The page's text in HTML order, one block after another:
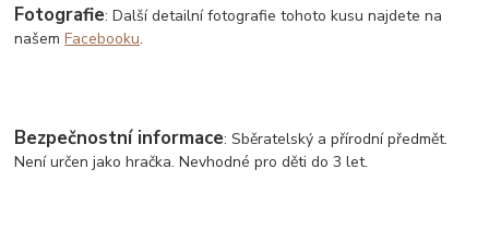
Fotografie: Další detailní fotografie tohoto kusu najdete na
našemFacebooku.
Bezpečnostní informace: Sběratelský a přírodní předmět.
Není určen jako hračka. Nevhodné pro děti do 3 let.